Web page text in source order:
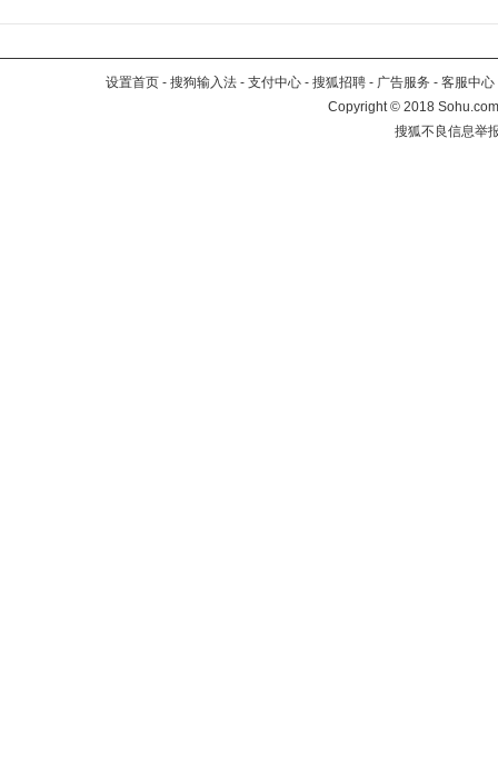
设置首页 - 搜狗输入法 - 支付中心 - 搜狐招聘 - 广告服务 - 客服中心
Copyright©2018
搜狐不良信息举